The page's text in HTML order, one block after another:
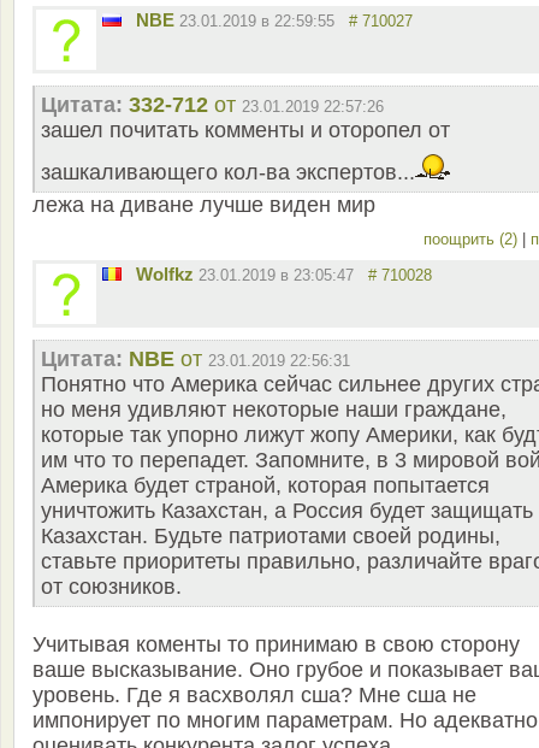
NBE 23.01.2019 в 22:59:55 # 710027
Цитата: 332-712 от 23.01.2019 22:57:26
зашел почитать комменты и оторопел от
зашкаливающего кол-ва экспертов...
лежа на диване лучше виден мир
поощрить (2)
Wolfkz 23.01.2019 в 23:05:47 # 710028
Цитата: NBE от 23.01.2019 22:56:31
Понятно что Америка сейчас сильнее других
но меня удивляют некоторые наши граждане,
которые так упорно лижут жопу Америки, как
им что то перепадет. Запомните, в 3 мировой
Америка будет страной, которая попытается
уничтожить Казахстан, а Россия будет защищать
Казахстан. Будьте патриотами своей родины,
ставьте приоритеты правильно, различайте
от союзников.
Учитывая коменты то принимаю в свою сторону
ваше высказывание. Оно грубое и показывает
уровень. Где я васхволял сша? Мне сша не
импонирует по многим параметрам. Но адекватно